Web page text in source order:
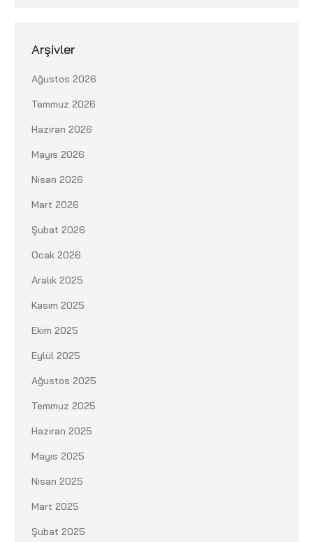
Arşivler
Ağustos 2026
Temmuz 2026
Haziran 2026
Mayıs 2026
Nisan 2026
Mart 2026
Şubat 2026
Ocak 2026
Aralık 2025
Kasım 2025
Ekim 2025
Eylül 2025
Ağustos 2025
Temmuz 2025
Haziran 2025
Mayıs 2025
Nisan 2025
Mart 2025
Şubat 2025